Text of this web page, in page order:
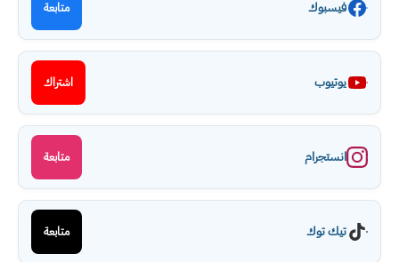
فيسبوك متابعة
يوتيوب اشتراك
انستجرام متابعة
تيك توك متابعة